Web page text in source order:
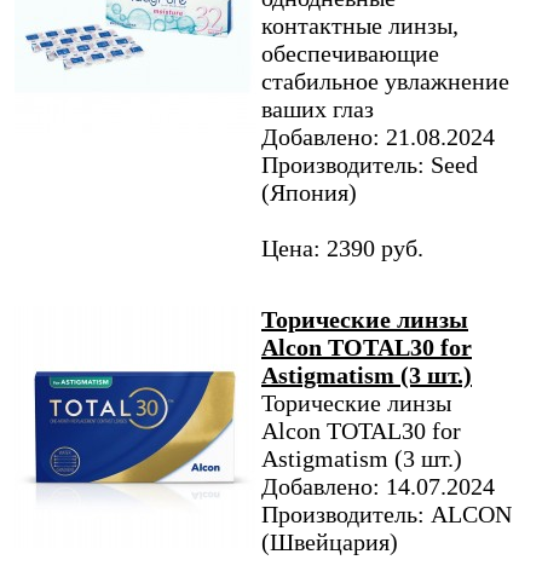
контактные линзы,
обеспечивающие
стабильное увлажнение
ваших глаз
Добавлено: 21.08.2024
Производитель: Seed
(Япония)
Цена: 2390 руб.
Торические линзы
Alcon TOTAL30 for
Astigmatism (3 шт.)
Торические линзы
Alcon TOTAL30 for
Astigmatism (3 шт.)
Добавлено: 14.07.2024
Производитель: ALCON
(Швейцария)